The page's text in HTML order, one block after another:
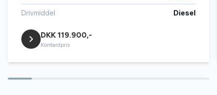
Drivmiddel Diesel
DKK 119.900,-
Kontantpris